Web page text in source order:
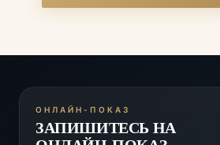
ОНЛАЙН-ПОКАЗ
ЗАПИШИТЕСЬ НА